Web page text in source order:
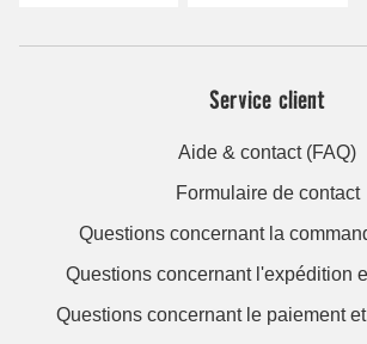
Service client
Aide & contact (FAQ)
Formulaire de contact
Questions concernant la
Questions concernant l'expédition
Questions concernant le paiement